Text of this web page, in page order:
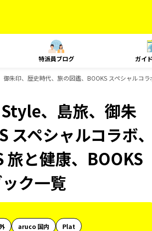
特派員ブログ ガイ
朱印、歴史時代、旅の図鑑、BOOKS スペシャルコ
、島旅、御朱
ペシャルコラボ、
旅と健康、BOOKS
ク一覧
aruco 国内
Plat